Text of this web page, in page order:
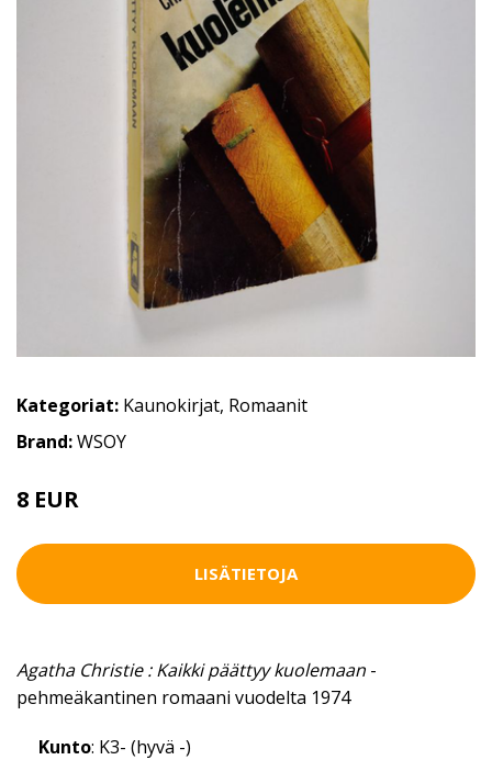
Kategoriat: Kaunokirjat, Romaanit
Brand:WSOY
8 EUR
LISÄTIETOJA
Agatha Christie : Kaikki päättyy kuolemaan -
pehmeäkantinen romaani vuodelta 1974
Kunto: K3- (hyvä -)